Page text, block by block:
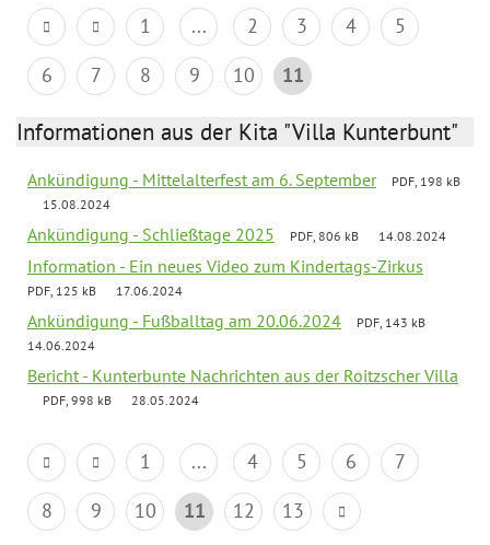
1 ... 2 3 4
5
6
7 8 9 10 11
Informationen aus der Kita "Villa Kunterbunt"
Ankündigung - Mittelalterfest am 6. September
PDF, 198 kB
15.08.2024
Ankündigung - Schließtage 2025 PDF, 806 kB 14.08.2024
Information - Ein neues Video zum Kindertags-Zirkus
PDF, 125 kB 17.06.2024
Ankündigung - Fußballtag am 20.06.2024
PDF, 143 kB
14.06.2024
Bericht - Kunterbunte Nachrichten aus der Roitzscher Villa
PDF, 998 kB 28.05.2024
1 ... 4 5 6
7
8
9 10 11 12 13